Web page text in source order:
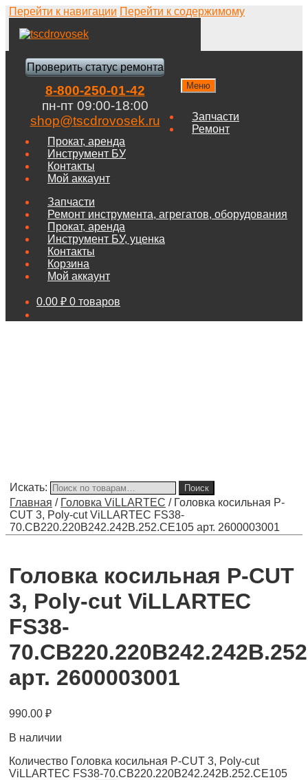
Перейти к навигации Перейти к содержимому
Проверить статус ремонта
8-800-250-01-42
пн-пт 09:00-18:00
shop@tscdrovosek.ru
Меню
Запчасти
Ремонт
Прокат, аренда
Инструмент БУ
Контакты
Мой аккаунт
Запчасти
Ремонт инструмента, агрегатов, оборудования
Прокат, аренда
Инструмент БУ, уценка
Контакты
Корзина
Мой аккаунт
0.00 ₽ 0 товаров
Искать: Поиск
Главная / Головка ViLLARTEC / Головка косильная P-
CUT 3, Poly-cut ViLLARTEC FS38-
70.CB220.220B242.242B.252.CE105 арт. 2600003001
Головка косильная P-CUT
3, Poly-cut ViLLARTEC
FS38-
арт. 2600003001
990.00 ₽
В наличии
Количество Головка косильная P-CUT 3, Poly-cut
ViLLARTEC FS38-70.CB220.220B242.242B.252.CE105